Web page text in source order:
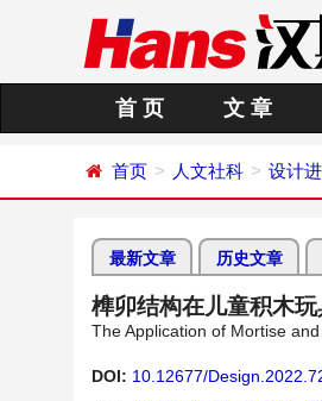
首 页 文 章
首页 人文社科 设计
最新文章 历史文章
榫卯结构在儿童积木
The Application of Mortise
DOI: 10.12677/